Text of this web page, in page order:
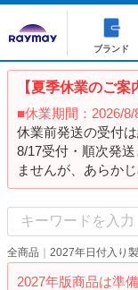
ブランド
【夏季休業のご案
■休業期間：2026/8/
休業前発送の受付
8/17受付・順次発
ませんが、あらか
全商品 2027年日付入り
2027年版商品は準